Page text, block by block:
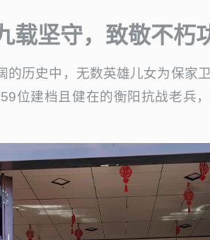
载坚守，致敬不朽
的历史中，无数英雄儿女为保家
建档且健在的衡阳抗战老兵